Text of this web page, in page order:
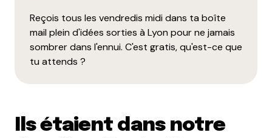
Reçois tous les vendredis midi dans ta boîte
mail plein d'idées sorties à Lyon pour ne jamais
sombrer dans l'ennui. C'est gratis, qu'est-ce que
tu attends ?
Ils étaient dans notre